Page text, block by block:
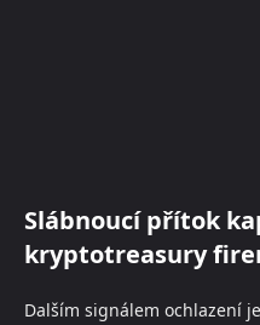
Slábnoucí přítok
kryptotreasury
Dalším signálem ochlazení